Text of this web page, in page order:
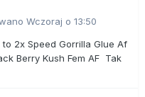
Wczoraj o 13:50
2x Speed Gorrilla Glue Af
Berry Kush Fem AF Tak